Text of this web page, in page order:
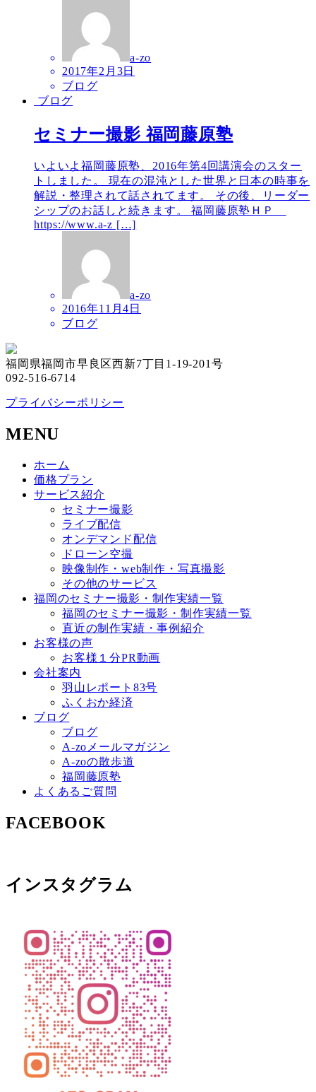
a-zo
2017年2月3日
ブログ
ブログ
セミナー撮影 福岡藤原塾
いよいよ福岡藤原塾、2016年第4回講演会のスター
トしました。 現在の混沌とした世界と日本の時事を
解説・整理されて話されてます。 その後、リーダー
シップのお話しと続きます。 福岡藤原塾ＨＰ
https://www.a-z […]
a-zo
2016年11月4日
ブログ
福岡県福岡市早良区西新7丁目1-19-201号
092-516-6714
プライバシーポリシー
MENU
ホーム
価格プラン
サービス紹介
セミナー撮影
ライブ配信
オンデマンド配信
ドローン空撮
映像制作・web制作・写真撮影
その他のサービス
福岡のセミナー撮影・制作実績一覧
福岡のセミナー撮影・制作実績一覧
直近の制作実績・事例紹介
お客様の声
お客様１分PR動画
会社案内
羽山レポート83号
ふくおか経済
ブログ
ブログ
A-zoメールマガジン
A-zoの散歩道
福岡藤原塾
よくあるご質問
FACEBOOK
インスタグラム